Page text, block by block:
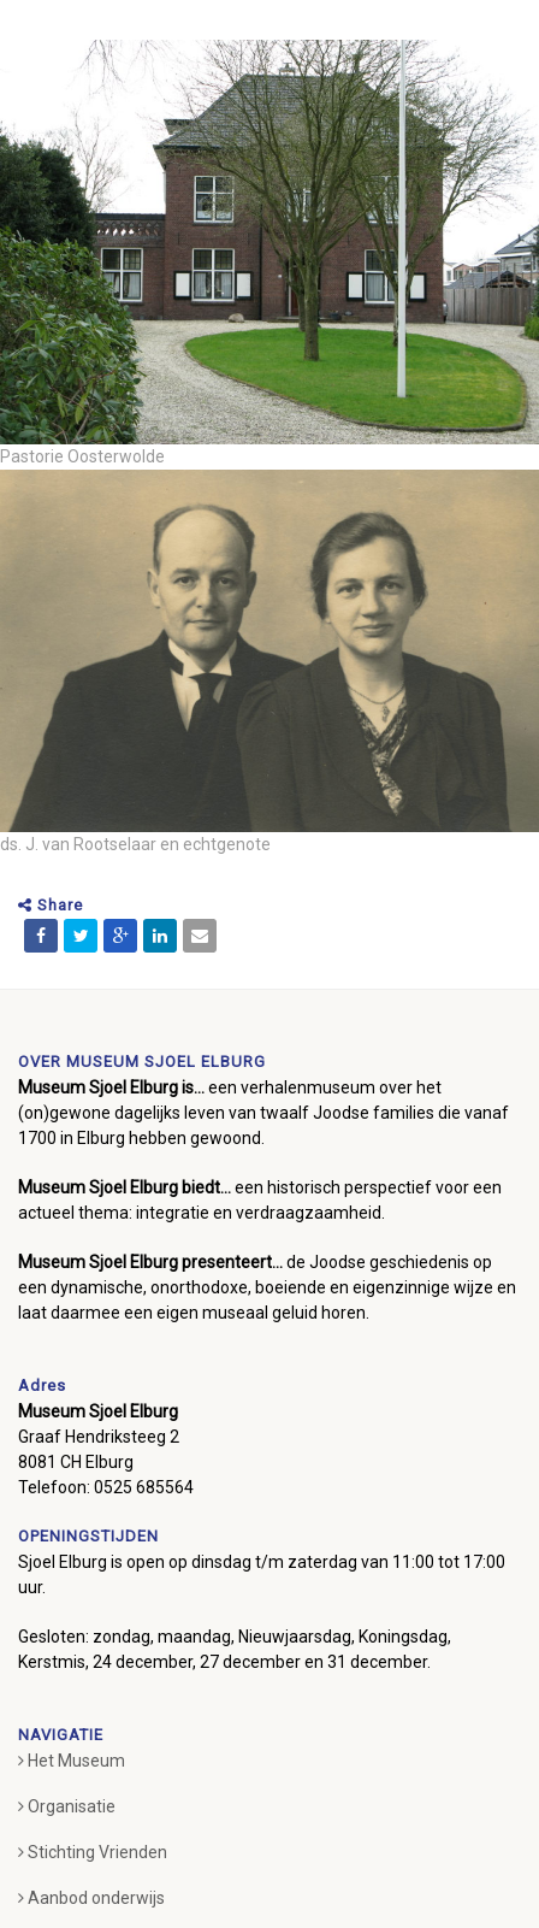
Pastorie Oosterwolde
ds. J. van Rootselaar en echtgenote
Share
OVER MUSEUM SJOEL ELBURG
Museum Sjoel Elburg is...een verhalenmuseum over het
(on)gewone dagelijks leven van twaalf Joodse families die vanaf
1700 in Elburg hebben gewoond.
Museum Sjoel Elburg biedt...een historisch perspectief voor een
actueel thema: integratie en verdraagzaamheid.
Museum Sjoel Elburg presenteert...de Joodse geschiedenis op
een dynamische, onorthodoxe, boeiende en eigenzinnige wijze en
laat daarmee een eigen museaal geluid horen.
Adres
Museum Sjoel Elburg
Graaf Hendriksteeg 2
8081 CH Elburg
Telefoon: 0525 685564
OPENINGSTIJDEN
Sjoel Elburg is open op dinsdag t/m zaterdag van 11:00 tot 17:00
uur.
Gesloten: zondag, maandag, Nieuwjaarsdag, Koningsdag,
Kerstmis, 24 december, 27 december en 31 december.
NAVIGATIE
Het Museum
Organisatie
Stichting Vrienden
Aanbod onderwijs